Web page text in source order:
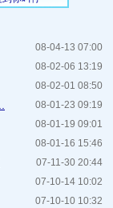
08-04-13 07:00
08-02-06 13:19
08-02-01 08:50
08-01-23 09:19
08-01-19 09:01
08-01-16 15:46
07-11-30 20:44
07-10-14 10:02
07-10-10 10:32